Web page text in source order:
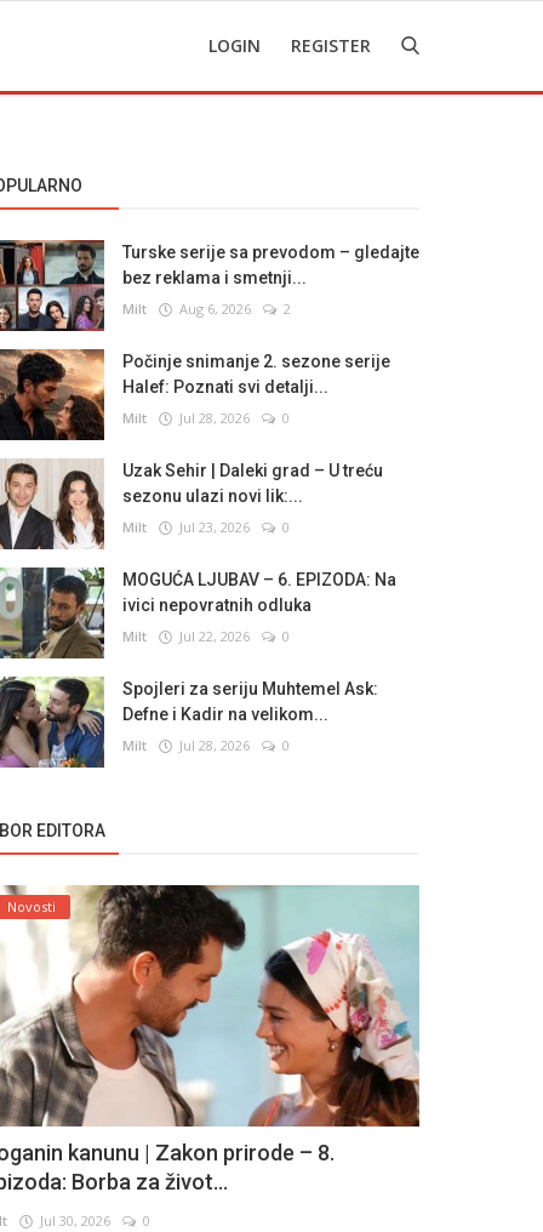
LOGIN REGISTER
Turske serije sa prevodom – gledajte
bez reklama i smetnji...
Milt Aug 6, 2026 2
Počinje snimanje 2. sezone serije
Halef: Poznati svi detalji...
Milt Jul 28, 2026 0
Uzak Sehir | Daleki grad – U treću
sezonu ulazi novi lik:...
Milt Jul 23, 2026 0
MOGUĆA LJUBAV – 6. EPIZODA: Na
ivici nepovratnih odluka
Milt Jul 22, 2026 0
Spojleri za seriju Muhtemel Ask:
Defne i Kadir na velikom...
Milt Jul 28, 2026 0
EDITORA
Novosti
kanunu | Zakon prirode – 8.
Borba za život...
Jul 30, 2026 0